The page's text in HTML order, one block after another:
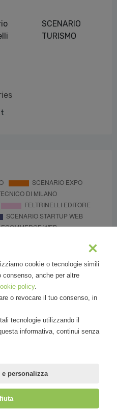
SCENARIO
TURISMO
cookie o tecnologie simili
anche per altre
policy.
o revocare il tuo consenso, in
tecnologie utilizzando il
informativa, continui senza
personalizza